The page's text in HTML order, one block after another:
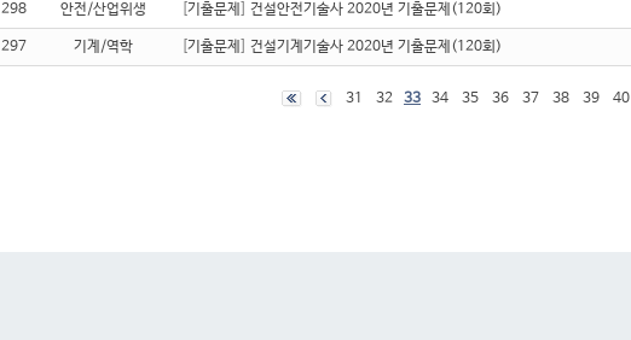
298 안전/산업위생 기출문제 건설안전기술사 2020년 기출문제(120회)
297 기계/역학 기출문제 건설기계기술사 2020년 기출문제(120회)
31 32 33 34 35 36 37 38 39 40